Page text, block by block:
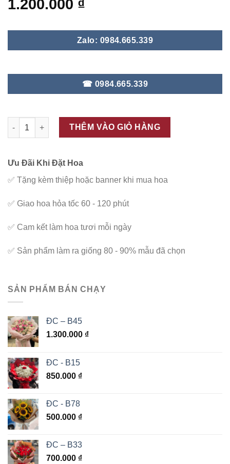
1.200.000 ₫
Zalo: 0984.665.339
☎ 0984.665.339
ĐC - K244 số lượng
THÊM VÀO GIỎ HÀNG
Ưu Đãi Khi Đặt Hoa
✅ Tặng kèm thiệp hoặc banner khi mua hoa
✅ Giao hoa hỏa tốc 60 - 120 phút
✅ Cam kết làm hoa tươi mỗi ngày
✅ Sản phẩm làm ra giống 80 - 90% mẫu đã chọn
SẢN PHẨM BÁN CHẠY
ĐC – B45
1.300.000 ₫
ĐC - B15
850.000 ₫
ĐC - B78
500.000 ₫
ĐC – B33
700.000 ₫